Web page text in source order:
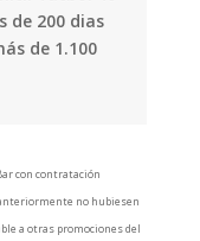
de 200 dias
de 1.100
con contratación
no hubiesen
a otras promociones del